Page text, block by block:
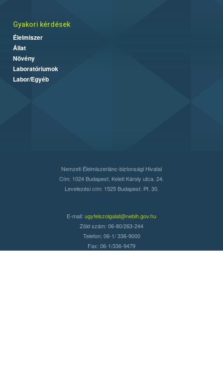
Gyakori kérdések
Élelmiszer
Állat
Növény
Laboratóriumok
Labor/Egyéb
Nemzeti Élelmiszerlánc-biztonsági Hivatal
Cím: 1024 Budapest, Keleti Károly utca. 24.
Levelezési cím: 1525 Budapest. Pf. 30.
E-mail: ugyfelszolgalat@nebih.gov.hu
Zöld szám: 06-80/263-244
Telefon: 06-1/ 336-9000
Fax: 06-1/336-9479